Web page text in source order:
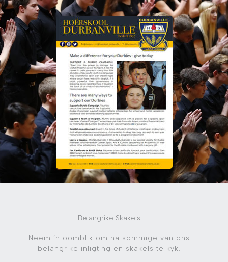
Belangrike Skakels
Neem ‘n oomblik om na sommige van ons
belangrike inligting en skakels te kyk.